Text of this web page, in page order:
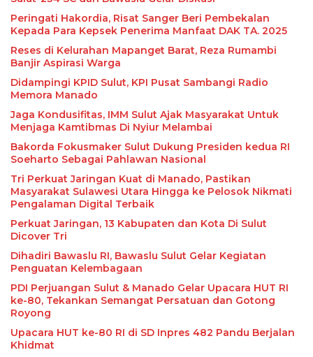
Peringati Hakordia, Risat Sanger Beri Pembekalan
Kepada Para Kepsek Penerima Manfaat DAK TA. 2025
Reses di Kelurahan Mapanget Barat, Reza Rumambi
Banjir Aspirasi Warga
Didampingi KPID Sulut, KPI Pusat Sambangi Radio
Memora Manado
Jaga Kondusifitas, IMM Sulut Ajak Masyarakat Untuk
Menjaga Kamtibmas Di Nyiur Melambai
Bakorda Fokusmaker Sulut Dukung Presiden kedua RI
Soeharto Sebagai Pahlawan Nasional
Tri Perkuat Jaringan Kuat di Manado, Pastikan
Masyarakat Sulawesi Utara Hingga ke Pelosok Nikmati
Pengalaman Digital Terbaik
Perkuat Jaringan, 13 Kabupaten dan Kota Di Sulut
Dicover Tri
Dihadiri Bawaslu RI, Bawaslu Sulut Gelar Kegiatan
Penguatan Kelembagaan
PDI Perjuangan Sulut & Manado Gelar Upacara HUT RI
ke-80, Tekankan Semangat Persatuan dan Gotong
Royong
Upacara HUT ke-80 RI di SD Inpres 482 Pandu Berjalan
Khidmat